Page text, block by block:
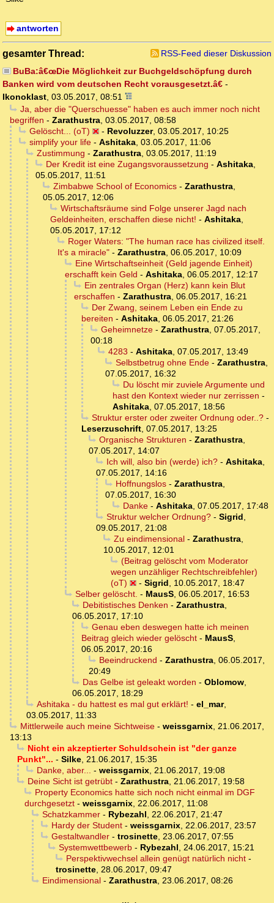
antworten
gesamter Thread:
RSS-Feed dieser Diskussion
BuBa:â€œDie Möglichkeit zur Buchgeldschöpfung durch
Banken wird vom deutschen Recht vorausgesetzt.â€ -
Ikonoklast, 03.05.2017, 08:51
Ja, aber die "Querschuesse" haben es auch immer noch nicht
begriffen - Zarathustra, 03.05.2017, 08:58
Gelöscht... (oT)
- Revoluzzer, 03.05.2017, 10:25
simplify your life- Ashitaka, 03.05.2017, 11:06
Zustimmung - Zarathustra, 03.05.2017, 11:19
Der Kredit ist eine Zugangsvoraussetzung - Ashitaka,
05.05.2017, 11:51
Zimbabwe School of Economics- Zarathustra,
05.05.2017, 12:06
Wirtschaftsräume sind Folge unserer Jagd nach
Geldeinheiten, erschaffen diese nicht! - Ashitaka,
05.05.2017, 17:12
Roger Waters: "The human race has civilized itself.
It's a miracle" - Zarathustra, 06.05.2017, 10:09
Eine Wirtschaftseinheit (Geld jagende Einheit)
erschafft kein Geld - Ashitaka, 06.05.2017, 12:17
Ein zentrales Organ (Herz) kann kein Blut
erschaffen - Zarathustra, 06.05.2017, 16:21
Der Zwang, seinem Leben ein Ende zu
bereiten - Ashitaka, 06.05.2017, 21:26
Geheimnetze- Zarathustra, 07.05.2017,
00:18
4283 - Ashitaka, 07.05.2017, 13:49
Selbstbetrug ohne Ende- Zarathustra,
07.05.2017, 16:32
Du löscht mir zuviele Argumente und
hast den Kontext wieder nur zerrissen -
Ashitaka, 07.05.2017, 18:56
Struktur erster oder zweiter Ordnung oder..?-
Leserzuschrift, 07.05.2017, 13:25
Organische Strukturen - Zarathustra,
07.05.2017, 14:07
Ich will, also bin (werde) ich?- Ashitaka,
07.05.2017, 14:16
Hoffnungslos- Zarathustra,
07.05.2017, 16:30
Danke- Ashitaka, 07.05.2017, 17:48
Struktur welcher Ordnung?- Sigrid,
09.05.2017, 21:08
Zu eindimensional- Zarathustra,
10.05.2017, 12:01
(Beitrag gelöscht vom Moderator
wegen unzähliger Rechtschreibfehler)
(oT)
- Sigrid, 10.05.2017, 18:47
Selber gelöscht. - MausS, 06.05.2017, 16:53
Debitistisches Denken - Zarathustra,
06.05.2017, 17:10
Genau eben deswegen hatte ich meinen
Beitrag gleich wieder gelöscht - MausS,
06.05.2017, 20:16
Beeindruckend - Zarathustra, 06.05.2017,
20:49
Das Gelbe ist geleakt worden - Oblomow,
06.05.2017, 18:29
Ashitaka - du hattest es mal gut erklärt! - el_mar,
03.05.2017, 11:33
Mittlerweile auch meine Sichtweise- weissgarnix, 21.06.2017,
13:13
Nicht ein akzeptierter Schuldschein ist "der ganze
Punkt"... - Silke, 21.06.2017, 15:35
Danke, aber... - weissgarnix, 21.06.2017, 19:08
Deine Sicht ist getrübt- Zarathustra, 21.06.2017, 19:58
Property Economics hatte sich noch nicht einmal im DGF
durchgesetzt - weissgarnix, 22.06.2017, 11:08
Schatzkammer- Rybezahl, 22.06.2017, 21:47
Hardy der Student- weissgarnix, 22.06.2017, 23:57
Gestaltwandler- trosinette, 23.06.2017, 07:55
Systemwettbewerb- Rybezahl, 24.06.2017, 15:21
Perspektivwechsel allein genügt natürlich nicht-
trosinette, 28.06.2017, 09:47
Eindimensional- Zarathustra, 23.06.2017, 08:26